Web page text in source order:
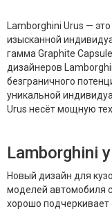
Lamborghini Urus —
изысканной
гамма Graphite
дизайнеров
безграничного
уникальной
Urus несёт мощную
Lamborghini
Новый дизайн для
моделей автомобиля
хорошо подчеркивает